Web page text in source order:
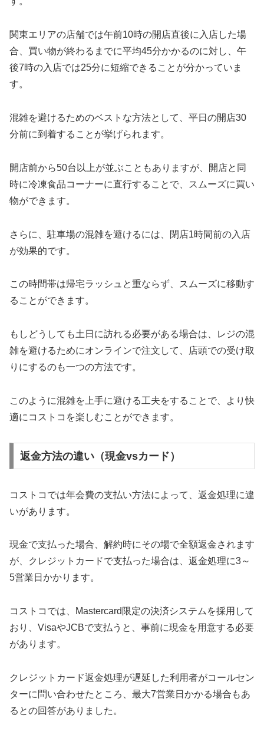
関東エリアの店舗では午前10時の開店直後に入店した場
合、買い物が終わるまでに平均45分かかるのに対し、午
後7時の入店では25分に短縮できることが分かっていま
す。
混雑を避けるためのベストな方法として、平日の開店30
分前に到着することが挙げられます。
開店前から50台以上が並ぶこともありますが、開店と同
時に冷凍食品コーナーに直行することで、スムーズに買い
物ができます。
さらに、駐車場の混雑を避けるには、閉店1時間前の入店
が効果的です。
この時間帯は帰宅ラッシュと重ならず、スムーズに移動す
ることができます。
もしどうしても土日に訪れる必要がある場合は、レジの混
雑を避けるためにオンラインで注文して、店頭での受け取
りにするのも一つの方法です。
このように混雑を上手に避ける工夫をすることで、より快
適にコストコを楽しむことができます。
返金方法の違い（現金vsカード）
コストコでは年会費の支払い方法によって、返金処理に違
いがあります。
現金で支払った場合、解約時にその場で全額返金されます
が、クレジットカードで支払った場合は、返金処理に3～
5営業日かかります。
コストコでは、Mastercard限定の決済システムを採用して
おり、VisaやJCBで支払うと、事前に現金を用意する必要
があります。
クレジットカード返金処理が遅延した利用者がコールセン
ターに問い合わせたところ、最大7営業日かかる場合もあ
るとの回答がありました。